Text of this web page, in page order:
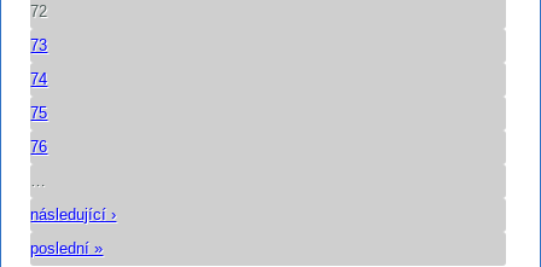
72
73
74
75
76
následující ›
poslední »